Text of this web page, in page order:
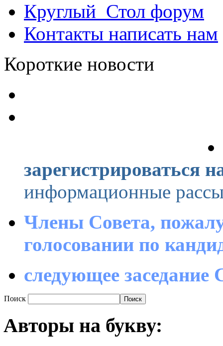
Круглый_Стол форум
Контакты написать нам
Короткие новости
зарегистрироваться
информационные
Члены Совета,
голосовании по
следующее заседание
Поиск
Авторы на букву: